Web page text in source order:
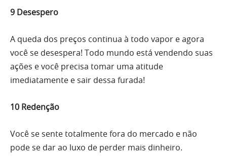
9 Desespero
A queda dos preços continua à todo vapor e agora
você se desespera! Todo mundo está vendendo suas
ações e você precisa tomar uma atitude
imediatamente e sair dessa furada!
10 Redenção
Você se sente totalmente fora do mercado e não
pode se dar ao luxo de perder mais dinheiro.